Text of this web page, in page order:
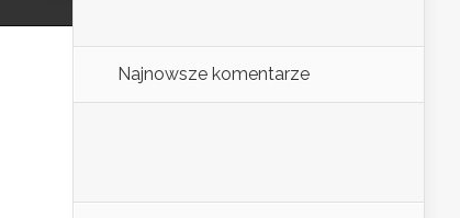
Najnowsze komentarze